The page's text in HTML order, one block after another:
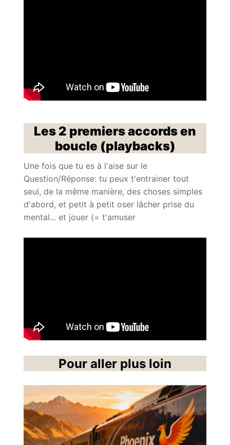
Les 2 premiers accords en
boucle (playbacks)
Une fois que tu es à l'aise sur le
Question/Réponse: tu peux t'entrainer tout
seul, de la même manière, des choses simples
d'abord, et petit à petit oser lâcher prise du
mental... et jouer (= t'amuser
Pour aller plus loin